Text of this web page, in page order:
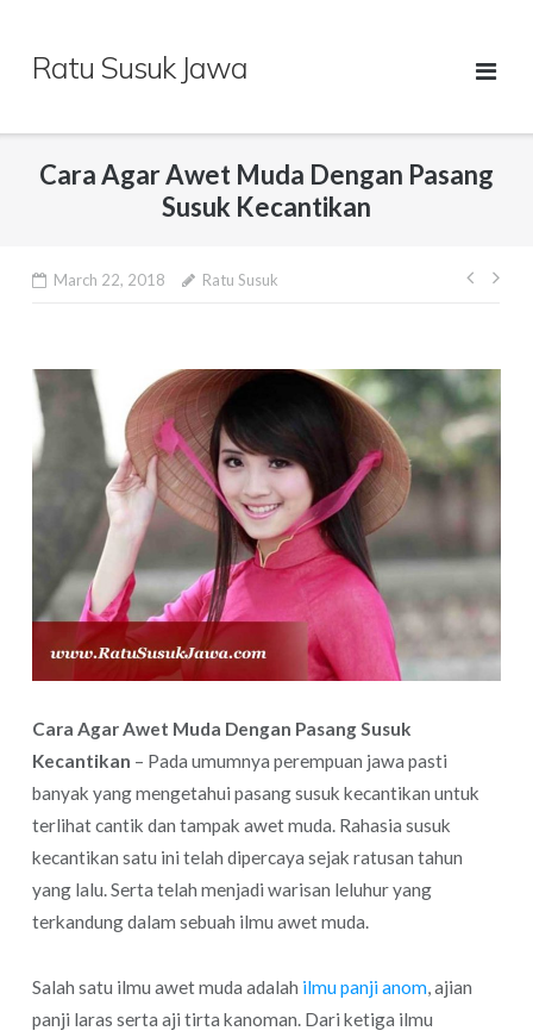
contentRatu Susuk Jawa
Cara Agar Awet Muda Dengan Pasang
Susuk Kecantikan
March 22, 2018 Ratu Susuk
Post
Cara Agar Awet Muda Dengan Pasang Susuk
Kecantikan – Pada umumnya perempuan jawa pasti
banyak yang mengetahui pasang susuk kecantikan untuk
terlihat cantik dan tampak awet muda. Rahasia susuk
kecantikan satu ini telah dipercaya sejak ratusan tahun
yang lalu. Serta telah menjadi warisan leluhur yang
terkandung dalam sebuah ilmu awet muda.
Salah satu ilmu awet muda adalah ilmu panji anom, ajian
panji laras serta aji tirta kanoman. Dari ketiga ilmu